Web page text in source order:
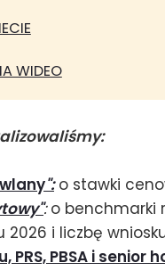
WIDEO
": o stawki
: o benchmarki
i liczbę
PRS, PBSA i senior